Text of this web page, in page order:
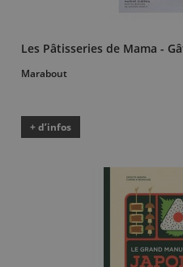
Les Pâtisseries de Mama -
Marabout
+ d’infos